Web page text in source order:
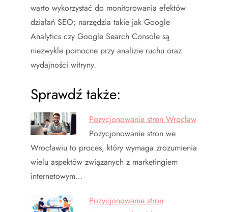
warto wykorzystać do monitorowania efektów
działań SEO; narzędzia takie jak Google
Analytics czy Google Search Console są
niezwykle pomocne przy analizie ruchu oraz
wydajności witryny.
Sprawdź także:
Pozycjonowanie stron Wrocław
Pozycjonowanie stron we
Wrocławiu to proces, który wymaga zrozumienia
wielu aspektów związanych z marketingiem
internetowym…
Pozycjonowanie stron